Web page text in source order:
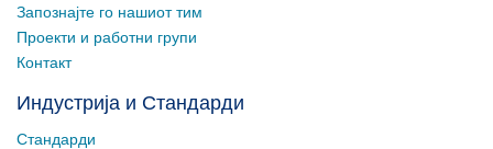
Запознајте го нашиот тим
Проекти и работни групи
Контакт
Индустрија и Стандарди
Стандарди